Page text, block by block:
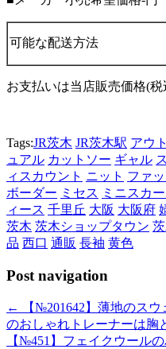
可能な配送方法
お支払いは当店販売価格(税
Tags:JR茨木 JR茨木駅 アウ
ュアル カットソー ギャル
ィスカウント ニット ファ
ボーダー ミセス ミニスカー
ィース 千里丘 大阪 大阪府
茨木 茨木ショップタウン
品 西口 通販 長袖 黄色
Post navigation
←
【№201642】薄地のス
のおしゃれトレーナーは胸
【№451】フェイクウール